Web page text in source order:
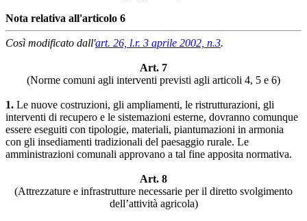
Nota relativa all'articolo 6
Così modificato dall'art. 26, l.r. 3 aprile 2002, n.3.
Art. 7
(Norme comuni agli interventi previsti agli articoli 4, 5 e 6)
1. Le nuove costruzioni, gli ampliamenti, le ristrutturazioni, gli
interventi di recupero e le sistemazioni esterne, dovranno comunque
essere eseguiti con tipologie, materiali, piantumazioni in armonia
con gli insediamenti tradizionali del paesaggio rurale. Le
amministrazioni comunali approvano a tal fine apposita normativa.
Art. 8
(Attrezzature e infrastrutture necessarie per il diretto svolgimento
dell’attività agricola)